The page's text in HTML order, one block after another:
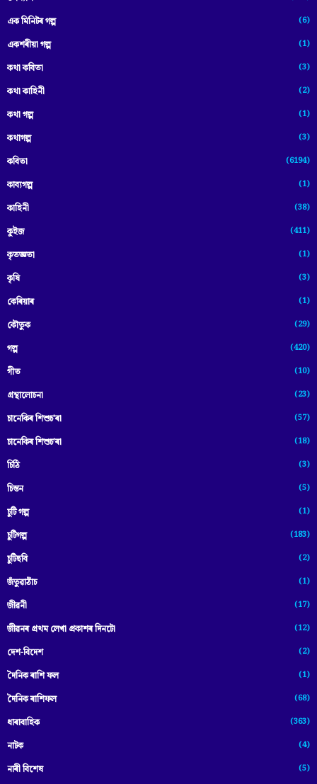
এক মিনিটৰ গল্প (6)
একশৰীয়া গল্প (1)
কথা কবিতা (3)
কথা কাহিনী (2)
কথা গল্প (1)
কথাগল্প (3)
কবিতা (6194)
কাব্যগল্প (1)
কাহিনী (38)
কুইজ (411)
কৃতজ্ঞতা (1)
কৃষি (3)
কেৰিয়াৰ (1)
কৌতুক (29)
গল্প (420)
গীত (10)
গ্ৰন্থালোচনা (23)
চানেকিৰ শিশুচ'ৰা (57)
চানেকিৰ শিশুচ’ৰা (18)
চিঠি (3)
চিন্তন (5)
চুটি গল্প (1)
চুটিগল্প (183)
চুটিছবি (2)
জঁতুৱাঠাঁচ (1)
জীৱনী (17)
জীৱনৰ প্ৰথম লেখা প্ৰকাশৰ দিনটো (12)
দেশ-বিদেশ (2)
দৈনিক ৰাশি ফল (1)
দৈনিক ৰাশিফল (68)
ধাৰাবাহিক (363)
নাটক (4)
নাৰী বিশেষ (5)